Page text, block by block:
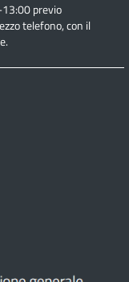
previo
telefono, con il